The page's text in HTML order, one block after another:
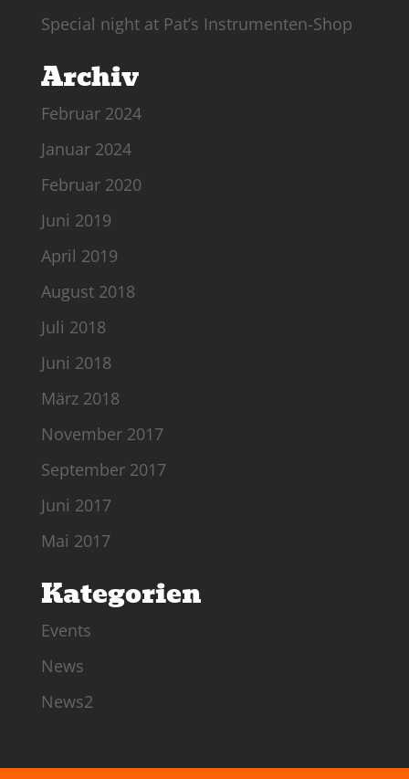
Special night at Pat’s Instrumenten-Shop
Archiv
Februar 2024
Januar 2024
Februar 2020
Juni 2019
April 2019
August 2018
Juli 2018
Juni 2018
März 2018
November 2017
September 2017
Juni 2017
Mai 2017
Kategorien
Events
News
News2